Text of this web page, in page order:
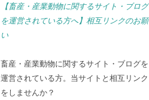
【畜産・産業動物に関するサイト・ブログ
を運営されている方へ】相互リンクのお願
い
畜産・産業動物に関するサイト・ブログを
運営されている方。当サイトと相互リンク
をしませんか？